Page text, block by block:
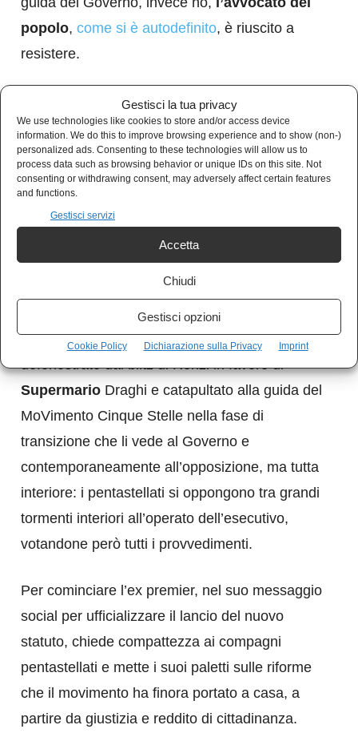
Gestisci la tua privacy
We use technologies like cookies to store and/or access device
information. We do this to improve browsing experience and to show (non-)
personalized ads. Consenting to these technologies will allow us to
process data such as browsing behavior or unique IDs on this site. Not
consenting or withdrawing consent, may adversely affect certain features
and functions.
Gestisci servizi
Accetta
Chiudi
Gestisci opzioni
Cookie Policy Dichiarazione sulla Privacy Imprint
popolo, come si è autodefinito, è riuscito a
resistere.
Il Conte d’opposizione
E arriviamo all’ultimo Conte, quello
defenestrato dal blitz di Renzi in favore di
Supermario Draghi e catapultato alla guida del
MoVimento Cinque Stelle nella fase di
transizione che li vede al Governo e
contemporaneamente all’opposizione, ma tutta
interiore: i pentastellati si oppongono tra grandi
tormenti interiori all’operato dell’esecutivo,
votandone però tutti i provvedimenti.
Per cominciare l’ex premier, nel suo messaggio
social per ufficializzare il lancio del nuovo
statuto, chiede compattezza ai compagni
pentastellati e mette i suoi paletti sulle riforme
che il movimento ha finora portato a casa, a
partire da giustizia e reddito di cittadinanza.